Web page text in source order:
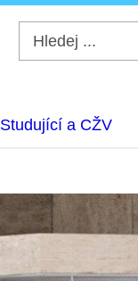
Studující a CŽV